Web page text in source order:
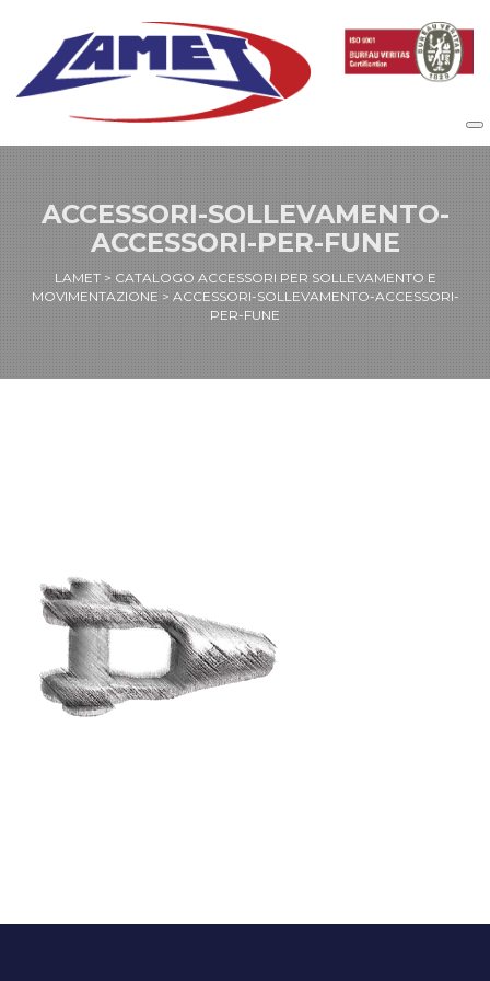
ACCESSORI-SOLLEVAMENTO-
ACCESSORI-PER-FUNE
LAMET> CATALOGO ACCESSORI PER SOLLEVAMENTO E
MOVIMENTAZIONE > ACCESSORI-SOLLEVAMENTO-ACCESSORI-
PER-FUNE